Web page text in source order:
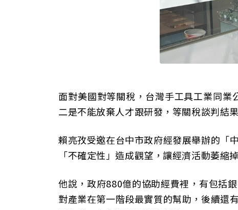
面對美國對等關稅，台灣手工具工業同
二是不能放棄人才跟研發，等關稅談判結
賴亮孜受邀在台中市政府經發展舉辦的「
「不確定性」造成觀望，讓經濟活動萎縮
他說，政府880億的協助經費裡，有包括
對產業在第一階段最實質的幫助，後續還